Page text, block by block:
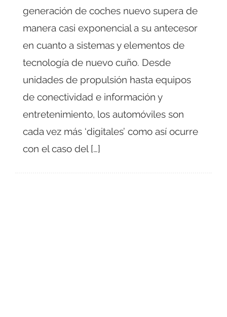
generación de coches nuevo supera de
manera casi exponencial a su antecesor
en cuanto a sistemas y elementos de
tecnología de nuevo cuño. Desde
unidades de propulsión hasta equipos
de conectividad e información y
entretenimiento, los automóviles son
cada vez más ‘digitales’ como así ocurre
con el caso del […]